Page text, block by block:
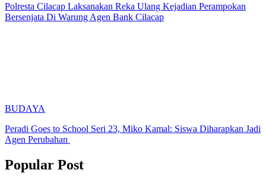
Polresta Cilacap Laksanakan Reka Ulang Kejadian Perampokan
Bersenjata Di Warung Agen Bank Cilacap
BUDAYA
Peradi Goes to School Seri 23, Miko Kamal: Siswa Diharapkan Jadi
Agen Perubahan
Popular Post